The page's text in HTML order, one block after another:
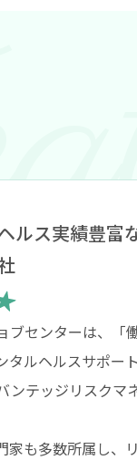
ルス実績豊富
ブセンターは、「
タルヘルスサポート
ンテッジリスクマ
家も多数所属し、リ